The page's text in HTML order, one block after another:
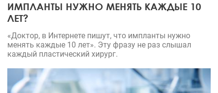
ИМПЛАНТЫ НУЖНО МЕНЯТЬ КАЖДЫЕ 10
ЛЕТ?
«Доктор, в Интернете пишут, что импланты нужно
менять каждые 10 лет». Эту фразу не раз слышал
каждый пластический хирург.